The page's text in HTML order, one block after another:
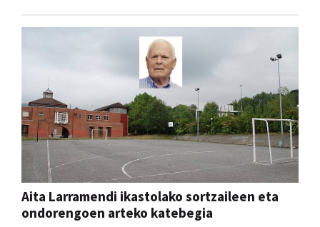
Aita Larramendi ikastolako sortzaileen eta
ondorengoen arteko katebegia